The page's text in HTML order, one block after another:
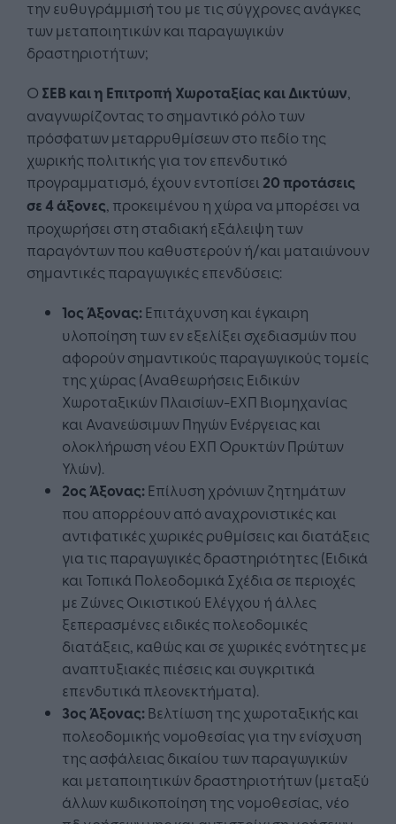
την ευθυγράμμισή του με τις σύγχρονες ανάγκες
των μεταποιητικών και παραγωγικών
δραστηριοτήτων;
Ο ΣΕΒ και η Επιτροπή Χωροταξίας και Δικτύων,
αναγνωρίζοντας το σημαντικό ρόλο των
πρόσφατων μεταρρυθμίσεων στο πεδίο της
χωρικής πολιτικής για τον επενδυτικό
προγραμματισμό, έχουν εντοπίσει 20 προτάσεις
σε 4 άξονες, προκειμένου η χώρα να μπορέσει να
προχωρήσει στη σταδιακή εξάλειψη των
παραγόντων που καθυστερούν ή/και ματαιώνουν
σημαντικές παραγωγικές επενδύσεις:
1ος Άξονας:Επιτάχυνση και έγκαιρη
υλοποίηση των εν εξελίξει σχεδιασμών που
αφορούν σημαντικούς παραγωγικούς τομείς
της χώρας (Αναθεωρήσεις Ειδικών
Χωροταξικών Πλαισίων-ΕΧΠ Βιομηχανίας
και Ανανεώσιμων Πηγών Ενέργειας και
ολοκλήρωση νέου ΕΧΠ Ορυκτών Πρώτων
Υλών).
2ος Άξονας:Επίλυση χρόνιων ζητημάτων
που απορρέουν από αναχρονιστικές και
αντιφατικές χωρικές ρυθμίσεις και διατάξεις
για τις παραγωγικές δραστηριότητες (Ειδικά
και Τοπικά Πολεοδομικά Σχέδια σε περιοχές
με Ζώνες Οικιστικού Ελέγχου ή άλλες
ξεπερασμένες ειδικές πολεοδομικές
διατάξεις, καθώς και σε χωρικές ενότητες με
αναπτυξιακές πιέσεις και συγκριτικά
επενδυτικά πλεονεκτήματα).
3ος Άξονας:Βελτίωση της χωροταξικής και
πολεοδομικής νομοθεσίας για την ενίσχυση
της ασφάλειας δικαίου των παραγωγικών
και μεταποιητικών δραστηριοτήτων (μεταξύ
άλλων κωδικοποίηση της νομοθεσίας, νέο